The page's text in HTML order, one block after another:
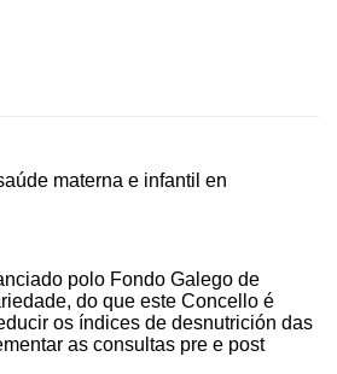
materna e infantil en
polo Fondo Galego de
do que este Concello é
os índices de desnutrición das
as consultas pre e post